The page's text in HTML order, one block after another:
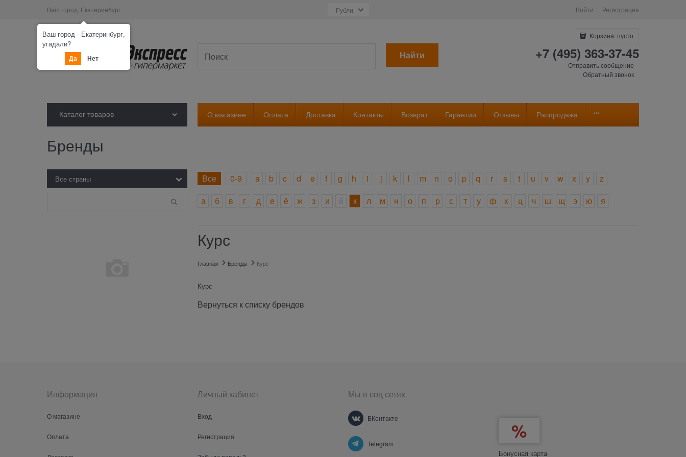
Ваш город: Екатеринбург Войти Регистрация
Найти
Корзина: пусто
+7 (495) 363-37-45
Отправить сообщение
Обратный звонок
Каталог товаров О магазине Оплата Доставка Контакты Возврат Гарантии Отзывы Распродажа
Бренды
Все 0-9 a b c d e f g h i j k l m n o p q r s t u v w x y
z
а
б в г д е ё ж з и к л м н о п р с т у ф х ц ч ш щ э ю я
Курс
Главная Бренды Курс
Курс
Вернуться к списку брендов
Информация
О магазине
Оплата
Личный кабинет
Вход
Регистрация
Мы в соц сетях
ВКонтакте
Telegram
Бонусная карта
Ваш город - Екатеринбург,
угадали?
Да Нет